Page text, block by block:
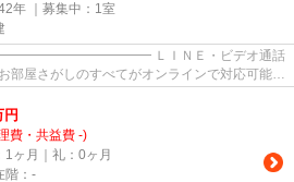
年 ｜募集中： 1室
ＬＩＮＥ・ビデオ通話
部屋さがしのすべてがオンラインで対応可能ー
円
費・共益費 -)
1ヶ月｜礼：0ヶ月
階：-